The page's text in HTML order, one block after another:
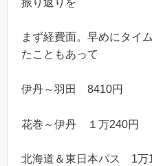
まず経費面。早めにタイ
たこともあって
伊丹～羽田 8410円
花巻～伊丹 １万240円
北海道＆東日本パス 1万